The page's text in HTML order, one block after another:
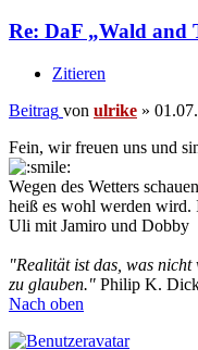
Re: DaF „Wald and
Zitieren
Beitrag von ulrike »
Fein, wir freuen uns und
Wegen des Wetters
heiß es wohl werden wird.
Uli mit Jamiro und Dobby
"Realität ist das, was
zu glauben." Philip K.
Nach oben